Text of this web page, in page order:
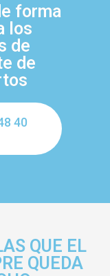
forma
los
de
de
40
QUE EL
QUEDA